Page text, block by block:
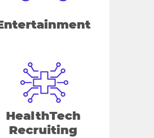
HealthTech
Recruiting